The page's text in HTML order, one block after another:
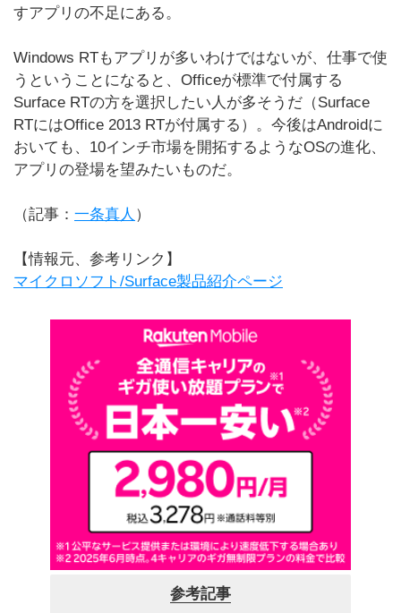
すアプリの不足にある。
Windows RTもアプリが多いわけではないが、仕事で使
うということになると、Officeが標準で付属する
Surface RTの方を選択したい人が多そうだ（Surface
RTにはOffice 2013 RTが付属する）。今後はAndroidに
おいても、10インチ市場を開拓するようなOSの進化、
アプリの登場を望みたいものだ。
（記事： 一条真人 ）
【情報元、参考リンク】
マイクロソフト/Surface製品紹介ページ
参考記事